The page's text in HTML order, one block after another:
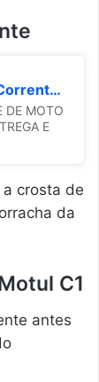
Escova Dupla Limpeza Para Corrente Universal e Transmissão de Bike e Moto Original
DE MOTO
E
crosta de
da
C1
antes